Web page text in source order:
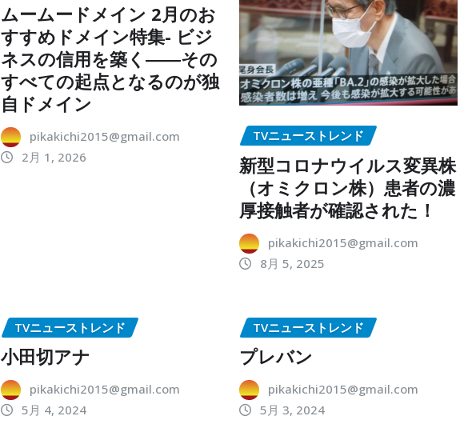
ムームードメイン 2月のお
すすめドメイン特集- ビジ
ネスの信用を築く――その
すべての起点となるのが独
自ドメイン
pikakichi2015@gmail.com
2月 1, 2026
TVニューストレンド
新型コロナウイルス変異株
（オミクロン株）患者の濃
厚接触者が確認された！
pikakichi2015@gmail.com
8月 5, 2025
TVニューストレンド
小田切アナ
pikakichi2015@gmail.com
5月 4, 2024
TVニューストレンド
プレバン
pikakichi2015@gmail.com
5月 3, 2024